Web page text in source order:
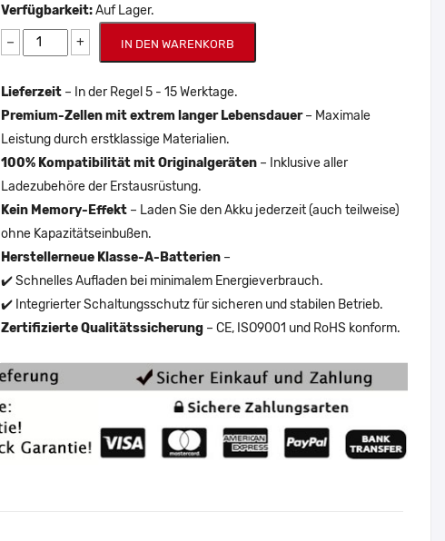
Verfügbarkeit:Auf Lager.
− + IN DEN WARENKORB
Lieferzeit – In der Regel 5 - 15 Werktage.
Premium-Zellen mit extrem langer Lebensdauer– Maximale
Leistung durch erstklassige Materialien.
100% Kompatibilität mit Originalgeräten – Inklusive aller
Ladezubehöre der Erstausrüstung.
Kein Memory-Effekt – Laden Sie den Akku jederzeit (auch teilweise)
ohne Kapazitätseinbußen.
Herstellerneue Klasse-A-Batterien –
✔️ Schnelles Aufladen bei minimalem Energieverbrauch.
✔️ Integrierter Schaltungsschutz für sicheren und stabilen Betrieb.
Zertifizierte Qualitätssicherung – CE, ISO9001 und RoHS konform.